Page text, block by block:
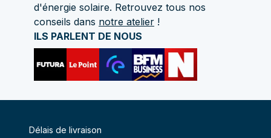
d'énergie solaire. Retrouvez tous nos
conseils dans notre atelier !
ILS PARLENT DE NOUS
Délais de livraison